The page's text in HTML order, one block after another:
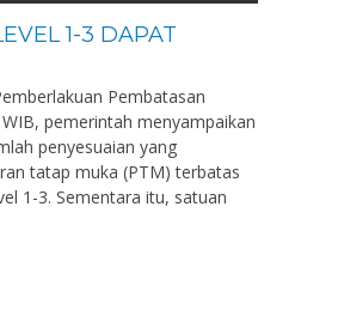
1-3 DAPAT
Pembatasan
pemerintah menyampaikan
penyesuaian yang
tatap muka (PTM) terbatas
1-3. Sementara itu, satuan